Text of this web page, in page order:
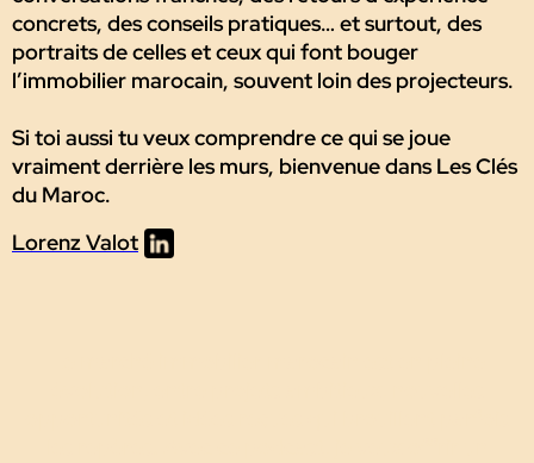
concrets, des conseils pratiques… et surtout, des
portraits de celles et ceux qui font bouger
l’immobilier marocain, souvent loin des projecteurs.
Si toi aussi tu veux comprendre ce qui se joue
vraiment derrière les murs, bienvenue dans Les Clés
du Maroc.
Lorenz Valot